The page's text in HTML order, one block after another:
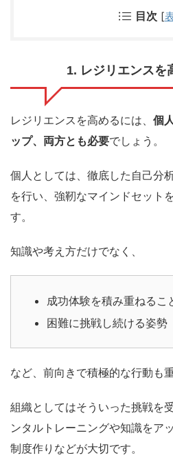
目次 [
1. レジリエンスを
レジリエンスを高めるには、 個
ップ、両方とも必要でしょう。
個人としては、徹底した自己分
を行い、 強靭なマインドセット
す。
知識や考え方だけでなく、
成功体験を積み重ねるこ
困難に挑戦し続ける姿勢
など、前向きで積極的な行動も
組織としてはそういった挑戦を
ンタルトレーニングや知識をア
制度作りなどが大切です。